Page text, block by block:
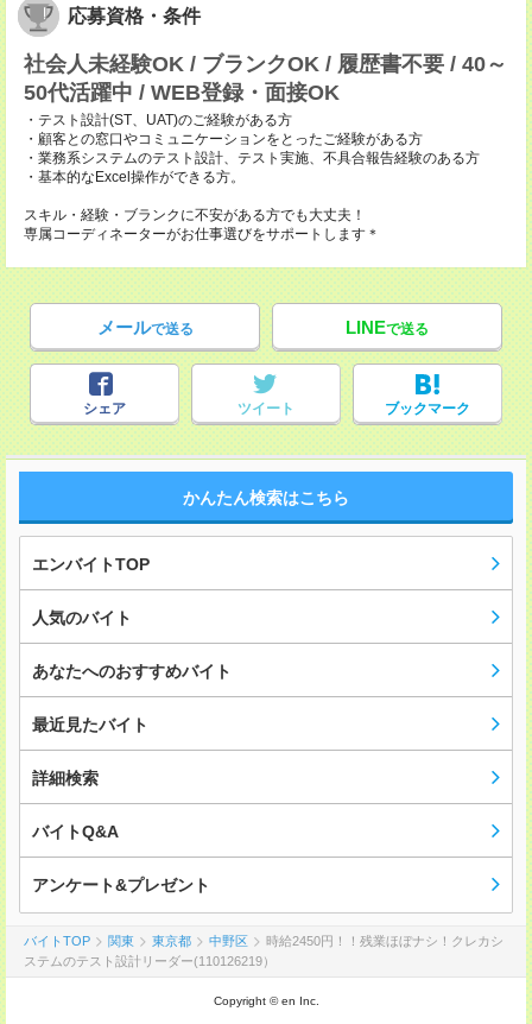
応募資格・条件
社会人未経験OK / ブランクOK / 履歴書不要 / 40～
50代活躍中 / WEB登録・面接OK
・テスト設計(ST、UAT)のご経験がある方
・顧客との窓口やコミュニケーションをとったご経験がある方
・業務系システムのテスト設計、テスト実施、不具合報告経験のある方
・基本的なExcel操作ができる方。
スキル・経験・ブランクに不安がある方でも大丈夫！
専属コーディネーターがお仕事選びをサポートします＊
メールで送る LINEで送る
シェア ツイート ブックマーク
かんたん検索はこちら
エンバイトTOP
人気のバイト
あなたへのおすすめバイト
最近見たバイト
詳細検索
バイトQ&A
アンケート&プレゼント
バイトTOP 関東 東京都 中野区
時給2450円！！残業ほぼナシ！クレカシ
ステムのテスト設計リーダー(110126219）
Copyright © en Inc.